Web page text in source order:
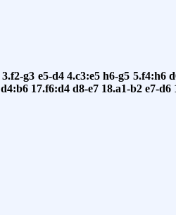
3.f2-g3 e5-d4 4.c3:e5 h6-g5 5.f4:h6
d4:b6 17.f6:d4 d8-e7 18.a1-b2 e7-d6